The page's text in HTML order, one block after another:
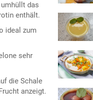
das
enthält.
ideal zum
sehr
die Schale
anzeigt.